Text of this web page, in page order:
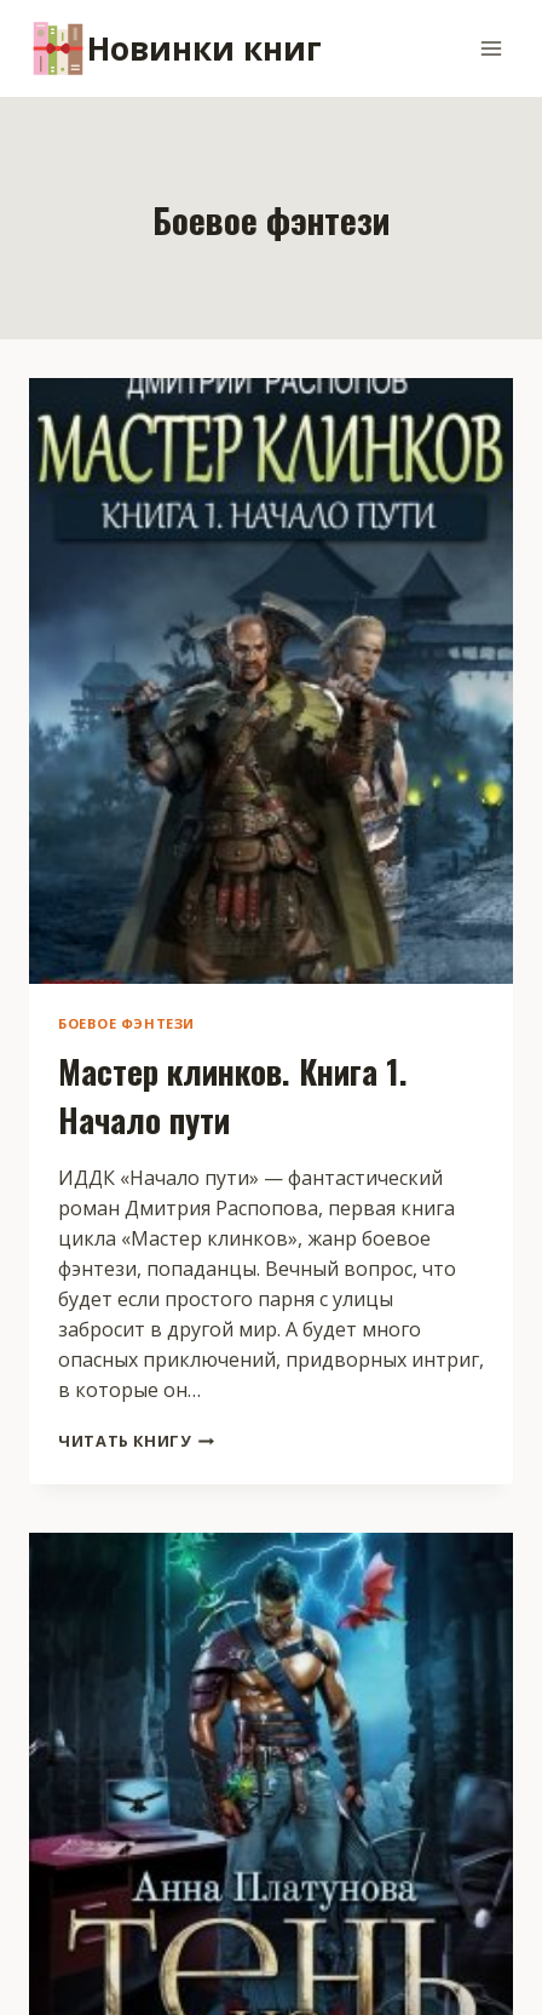
содержимому
Новинки книг
Боевое фэнтези
БОЕВОЕ ФЭНТЕЗИ
Мастер клинков. Книга 1.
Начало пути
ИДДК «Начало пути» — фантастический
роман Дмитрия Распопова, первая книга
цикла «Мастер клинков», жанр боевое
фэнтези, попаданцы. Вечный вопрос, что
будет если простого парня с улицы
забросит в другой мир. А будет много
опасных приключений, придворных интриг,
в которые он…
ЧИТАТЬ КНИГУМАСТЕР
НАЧАЛО
ПУТИ